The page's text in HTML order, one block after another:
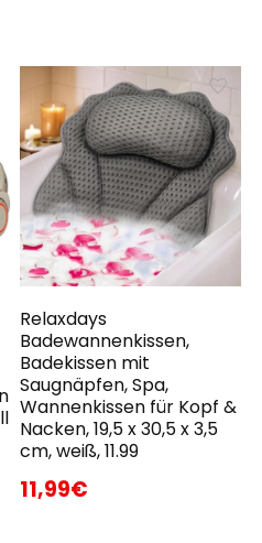
Relaxdays
Badewannenkissen,
Badekissen mit
Saugnäpfen, Spa,
Wannenkissen für Kopf &
Nacken, 19,5 x 30,5 x 3,5
cm, weiß, 11.99
11,99€